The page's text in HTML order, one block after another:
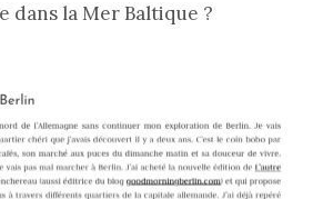
dans la Mer Baltique ?